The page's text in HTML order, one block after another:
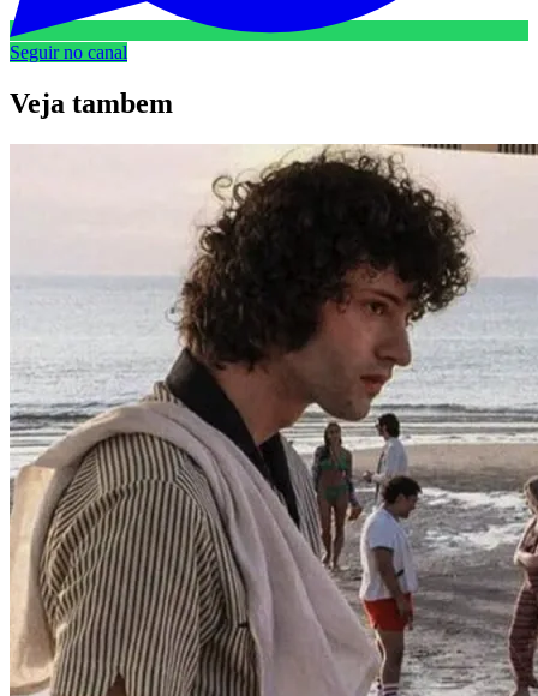
Seguir no canal
Veja tambem